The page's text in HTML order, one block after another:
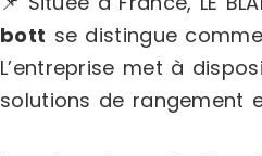
bott se distingue
L’entreprise met à
solutions de rangement